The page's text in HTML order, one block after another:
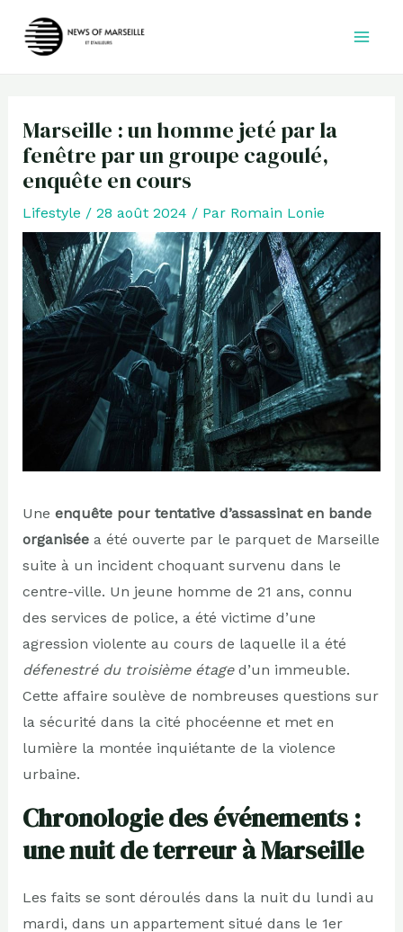
Marseille : un homme jeté par la
fenêtre par un groupe cagoulé,
enquête en cours
Lifestyle / 28 août 2024 / Par Romain Lonie
Une enquête pour tentative d’assassinat en bande
organiséea été ouverte par le parquet de Marseille
suite à un incident choquant survenu dans le
centre-ville. Un jeune homme de 21 ans, connu
des services de police, a été victime d’une
agression violente au cours de laquelle il a été
défenestré du troisième étaged’un immeuble.
Cette affaire soulève de nombreuses questions sur
la sécurité dans la cité phocéenne et met en
lumière la montée inquiétante de la violence
urbaine.
Chronologie des événements :
une nuit de terreur à Marseille
Les faits se sont déroulés dans la nuit du lundi au
mardi, dans un appartement situé dans le 1er